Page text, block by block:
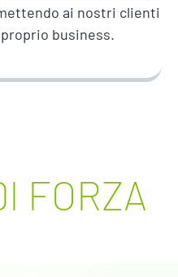
ai nostri clienti
business.
FORZA